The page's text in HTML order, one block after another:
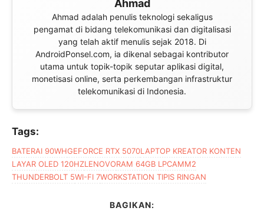
Ahmad
Ahmad adalah penulis teknologi sekaligus
pengamat di bidang telekomunikasi dan digitalisasi
yang telah aktif menulis sejak 2018. Di
AndroidPonsel.com, ia dikenal sebagai kontributor
utama untuk topik-topik seputar aplikasi digital,
monetisasi online, serta perkembangan infrastruktur
telekomunikasi di Indonesia.
Tags:
BATERAI 90WHGEFORCE RTX 5070LAPTOP KREATOR KONTEN
LAYAR OLED 120HZLENOVORAM 64GB LPCAMM2
THUNDERBOLT 5WI-FI 7WORKSTATION TIPIS RINGAN
BAGIKAN: